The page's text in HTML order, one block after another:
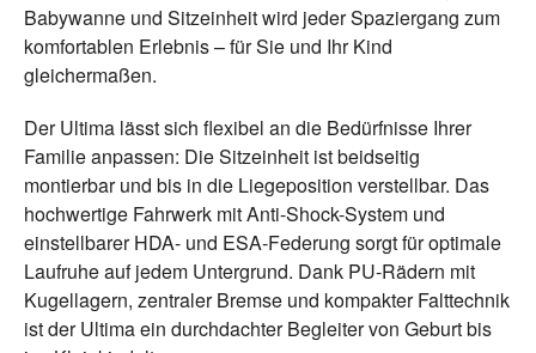
Babywanne und Sitzeinheit wird jeder Spaziergang zum
komfortablen Erlebnis – für Sie und Ihr Kind
gleichermaßen.
Der Ultima lässt sich flexibel an die Bedürfnisse Ihrer
Familie anpassen: Die Sitzeinheit ist beidseitig
montierbar und bis in die Liegeposition verstellbar. Das
hochwertige Fahrwerk mit Anti-Shock-System und
einstellbarer HDA- und ESA-Federung sorgt für optimale
Laufruhe auf jedem Untergrund. Dank PU-Rädern mit
Kugellagern, zentraler Bremse und kompakter Falttechnik
ist der Ultima ein durchdachter Begleiter von Geburt bis